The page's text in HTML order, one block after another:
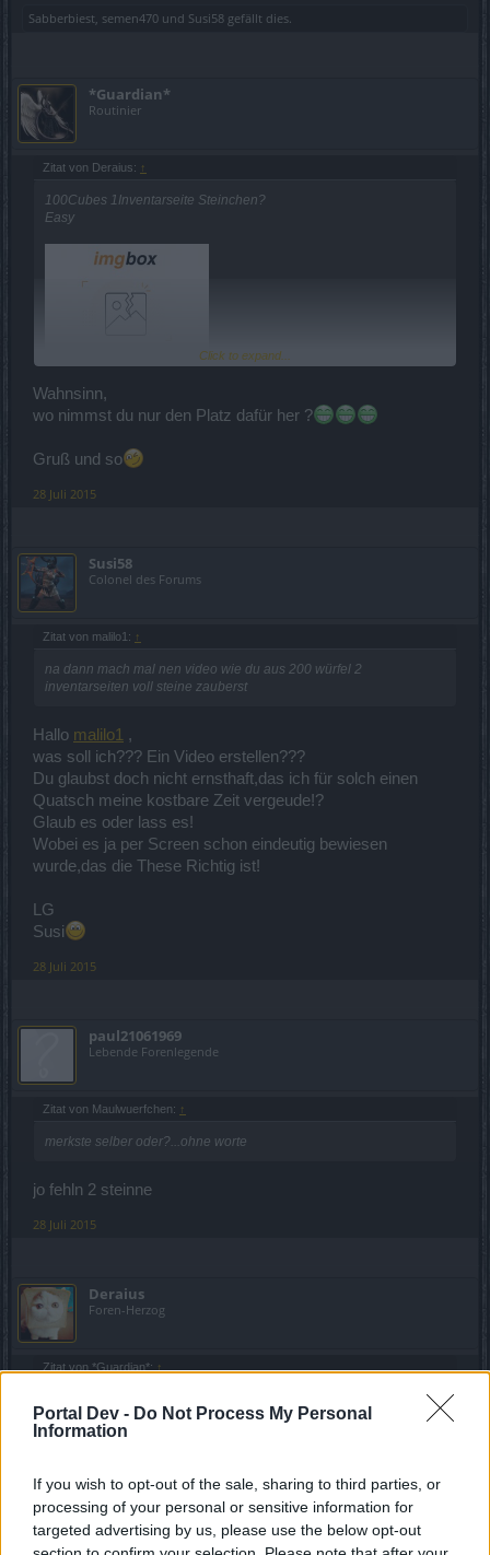
Portal Dev - Do Not Process My Personal
Information
If you wish to opt-out of the sale, sharing to third parties, or
processing of your personal or sensitive information for
targeted advertising by us, please use the below opt-out
Sabberbiest semen470 und Susi58 gefällt dies.
*Guardian*
Routinier
Zitat von Deraius: ↑
100Cubes 1Inventarseite Steinchen?
Easy
Click to expand...
Wahnsinn,
wo nimmst du nur den Platz dafür her ?
Gruß und so
28 Juli 2015
Susi58
Colonel des Forums
Zitat von malilo1: ↑
na dann mach mal nen video wie du aus 200 würfel 2
inventarseiten voll steine zauberst
Hallo malilo1
,
was soll ich??? Ein Video erstellen???
Du glaubst doch nicht ernsthaft,das ich für solch einen
Quatsch meine kostbare Zeit vergeude!?
Glaub es oder lass es!
Wobei es ja per Screen schon eindeutig bewiesen
wurde,das die These Richtig ist!
LG
Susi
28 Juli 2015
paul21061969
Lebende Forenlegende
Zitat von Maulwuerfchen: ↑
merkste selber oder?...ohne worte
jo fehln 2 steinne
28 Juli 2015
Deraius
Foren-Herzog
Zitat von *Guardian*: ↑
wo nimmst du nur den Platz dafür her ?
Lager vollgestopft bis zum Rand und dafür 4 Invi Seiten frei
:3